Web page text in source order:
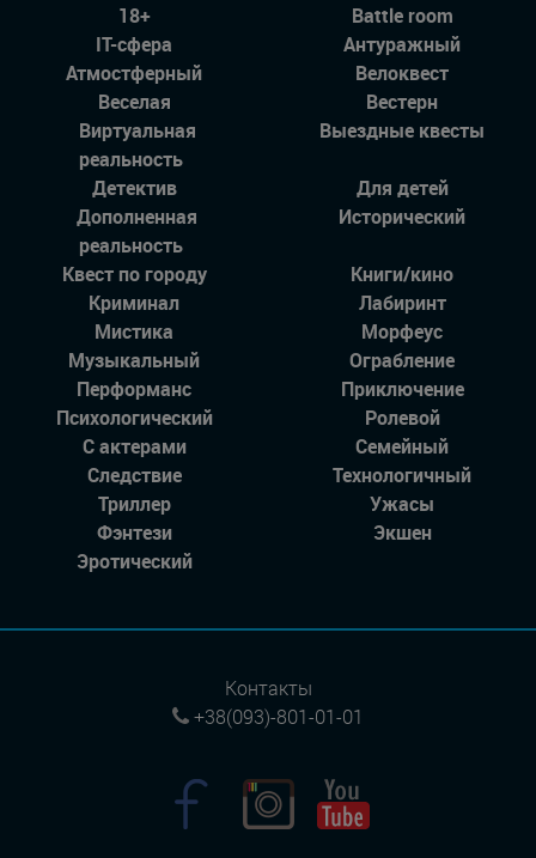
18+
Battle room
IT-сфера
Антуражный
Атмостферный
Велоквест
Веселая
Вестерн
Виртуальная
реальность
Выездные квесты
Детектив
Для детей
Дополненная
реальность
Исторический
Квест по городу
Книги/кино
Криминал
Лабиринт
Мистика
Морфеус
Музыкальный
Ограбление
Перформанс
Приключение
Психологический
Ролевой
С актерами
Семейный
Следствие
Технологичный
Триллер
Ужасы
Фэнтези
Экшен
Эротический
Контакты
+38(093)-801-01-01